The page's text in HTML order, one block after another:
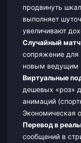
продвинуть
выполняет
увеличивают
Случайный
сопряжение для
новым ведущим
Виртуальные
дешевых «роз»
анимаций
Экономическая
Перевод в
сообщений в